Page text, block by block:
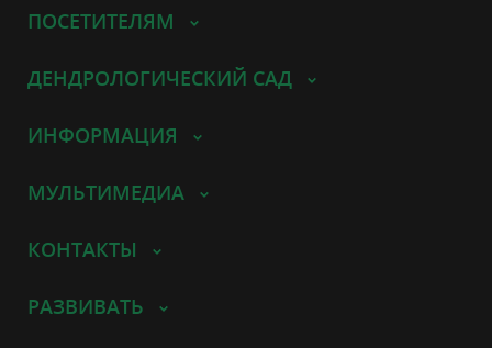
ПОСЕТИТЕЛЯМ
ДЕНДРОЛОГИЧЕСКИЙ САД
ИНФОРМАЦИЯ
МУЛЬТИМЕДИА
КОНТАКТЫ
РАЗВИВАТЬ